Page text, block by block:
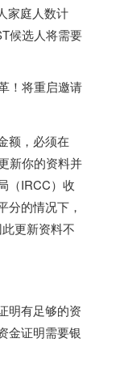
家庭人数计
候选人将需要
！将重启邀请
额， 必须在
新你的资料并
（IRCC）收
分的情况下，
更新资料不
明有足够的资
金证明需要银